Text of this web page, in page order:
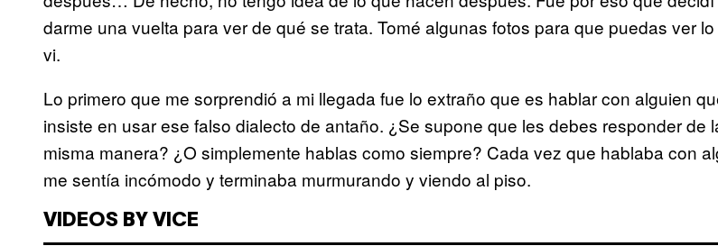
darme una vuelta para ver de qué se trata. Tomé algunas fotos para que puedas ver
vi.
Lo primero que me sorprendió a mi llegada fue lo extraño que es hablar con alguien
insiste en usar ese falso dialecto de antaño. ¿Se supone que les debes responder de
misma manera? ¿O simplemente hablas como siempre? Cada vez que hablaba con
me sentía incómodo y terminaba murmurando y viendo al piso.
VIDEOS BY VICE